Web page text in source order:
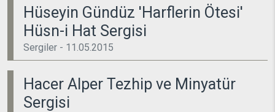
Hüseyin Gündüz 'Harflerin Ötesi'
Hüsn-i Hat Sergisi
Sergiler - 11.05.2015
Hacer Alper Tezhip ve Minyatür
Sergisi